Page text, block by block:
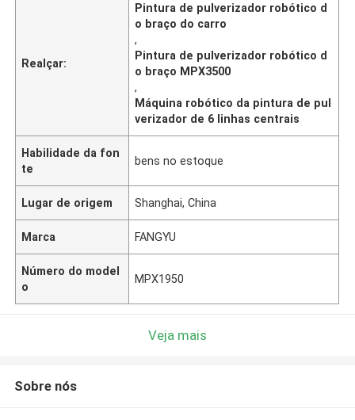
Realçar:
Pintura de pulverizador robótico d
o braço do carro
,
Pintura de pulverizador robótico d
o braço MPX3500
,
Máquina robótico da pintura de pul
verizador de 6 linhas centrais
Habilidade da fon
te
bens no estoque
Lugar de origem Shanghai, China
Marca FANGYU
Número do model
o
MPX1950
Veja mais
Sobre nós